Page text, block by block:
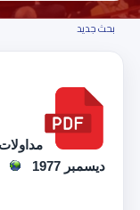
بحث جديد
ديسمبر 1977